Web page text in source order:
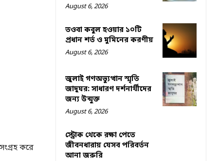
করে
August 6, 2026
তওবা কবুল হওয়ার ১০টি
প্রধান শর্ত ও মুমিনের করণীয়
August 6, 2026
জুলাই গণঅভ্যুত্থান স্মৃতি
জাদুঘর: সাধারণ দর্শনার্থীদের
জন্য উন্মুক্ত
August 6, 2026
স্ট্রোক থেকে রক্ষা পেতে
জীবনধারায় যেসব পরিবর্তন
আনা জরুরি